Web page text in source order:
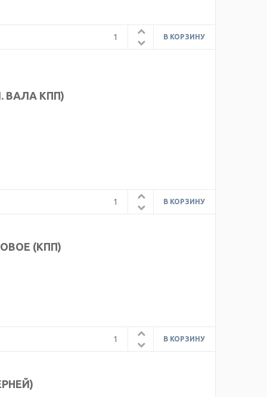
ВАЛА КПП)
(КПП)